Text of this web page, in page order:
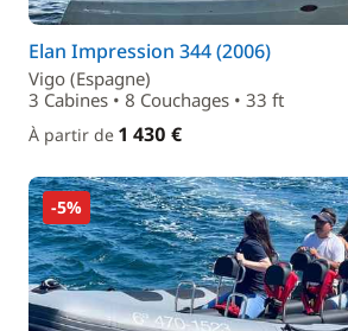
Elan Impression 344 (2006)
Vigo (Espagne)
3 Cabines • 8 Couchages • 33 ft
À partir de 1 430 €
-5%